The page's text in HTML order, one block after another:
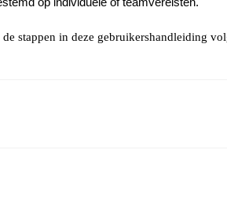
stappen in deze gebruikershandleiding